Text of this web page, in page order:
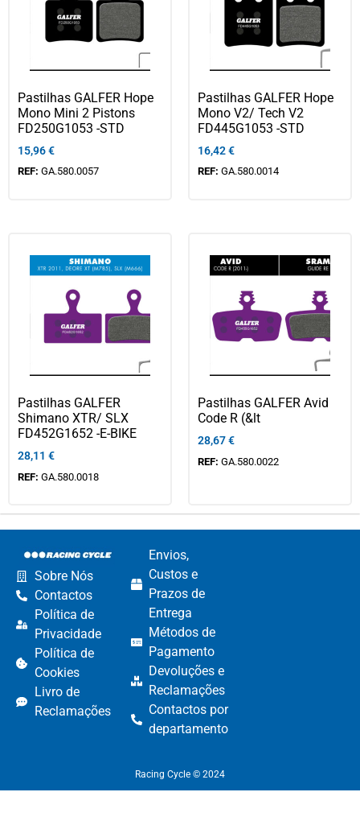
Pastilhas GALFER Hope
Mono Mini 2 Pistons
FD250G1053 -STD
15,96€
REF: GA.580.0057
Pastilhas GALFER Hope
Mono V2/ Tech V2
FD445G1053 -STD
16,42€
REF: GA.580.0014
Pastilhas GALFER
Shimano XTR/ SLX
FD452G1652 -E-BIKE
28,11 €
REF: GA.580.0018
Pastilhas GALFER Avid
Code R (&lt
28,67€
REF: GA.580.0022
Sobre Nós
Contactos
Política de
Privacidade
Política de
Cookies
Livro de
Reclamações
Envios,
Custos e
Prazos de
Entrega
Métodos de
Pagamento​
Devoluções e
Reclamações​
Contactos por
departamento​
Racing Cycle © 2024